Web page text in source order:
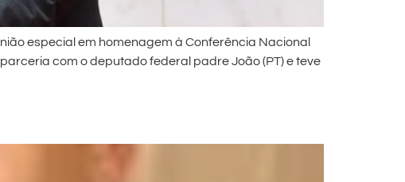
especial em homenagem à Conferência Nacional
com o deputado federal padre João (PT) e teve